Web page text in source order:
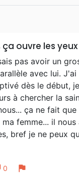
ça ouvre les yeux
pas avoir un
avec lui.
dès le début,
à chercher la
ça ne fait
ma femme... il
bref je ne peux
0 flag